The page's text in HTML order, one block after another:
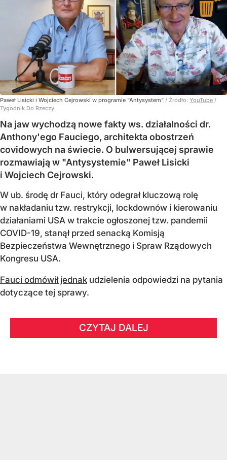
Paweł Lisicki i Wojciech Cejrowski w programie "Antysystem" / Źródło: YouTube /
Tygodnik Do Rzeczy
Na jaw wychodzą nowe fakty ws. działalności dr.
Anthony'ego Fauciego, architekta obostrzeń
covidowych na świecie. O bulwersującej sprawie
rozmawiają w "Antysystemie" Paweł Lisicki
i Wojciech Cejrowski.
W ub. środę dr Fauci, który odegrał kluczową rolę
w nakładaniu tzw. restrykcji, lockdownów i kierowaniu
działaniami USA w trakcie ogłoszonej tzw. pandemii
COVID-19, stanął przed senacką Komisją
Bezpieczeństwa Wewnętrznego i Spraw Rządowych
Kongresu USA.
Fauci odmówił jednak udzielenia odpowiedzi na pytania
dotyczące tej sprawy.
CZYTAJ DALEJ